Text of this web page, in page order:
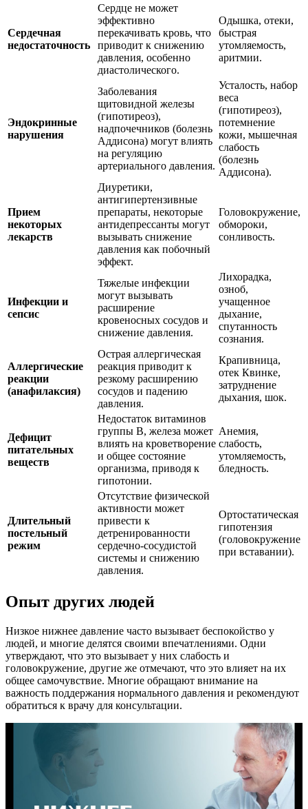
Сердечная
недостаточность
Сердце не может
эффективно
перекачивать кровь, что
приводит к снижению
давления, особенно
диастолического.
Одышка, отеки,
быстрая
утомляемость,
аритмии.
Эндокринные
нарушения
Заболевания
щитовидной железы
(гипотиреоз),
надпочечников (болезнь
Аддисона) могут влиять
на регуляцию
артериального давления.
Усталость, набор
веса
(гипотиреоз),
потемнение
кожи, мышечная
слабость
(болезнь
Аддисона).
Прием
некоторых
лекарств
Диуретики,
антигипертензивные
препараты, некоторые
антидепрессанты могут
вызывать снижение
давления как побочный
эффект.
Головокружение,
обмороки,
сонливость.
Инфекции и
сепсис
Тяжелые инфекции
могут вызывать
расширение
кровеносных сосудов и
снижение давления.
Лихорадка,
озноб,
учащенное
дыхание,
спутанность
сознания.
Аллергические
реакции
(анафилаксия)
Острая аллергическая
реакция приводит к
резкому расширению
сосудов и падению
давления.
Крапивница,
отек Квинке,
затруднение
дыхания, шок.
Дефицит
питательных
веществ
Недостаток витаминов
группы B, железа может
влиять на кроветворение
и общее состояние
организма, приводя к
гипотонии.
Анемия,
слабость,
утомляемость,
бледность.
Длительный
постельный
режим
Отсутствие физической
активности может
привести к
детренированности
сердечно-сосудистой
системы и снижению
давления.
Ортостатическая
гипотензия
(головокружение
при вставании).
Опыт других людей
Низкое нижнее давление часто вызывает беспокойство у
людей, и многие делятся своими впечатлениями. Одни
утверждают, что это вызывает у них слабость и
головокружение, другие же отмечают, что это влияет на их
общее самочувствие. Многие обращают внимание на
важность поддержания нормального давления и рекомендуют
обратиться к врачу для консультации.